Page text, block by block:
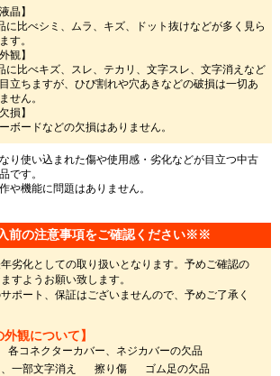
液晶】
に比べシミ、ムラ、キズ、ドット抜けなどが多く見ら
す。
外観】
に比べキズ、スレ、テカリ、文字スレ、文字消えなど
立ちますが、ひび割れや穴あきなどの破損は一切あ
せん。
欠損】
ボードなどの欠損はありません。
り使い込まれた傷や使用感・劣化などが目立つ中古
です。
や機能に問題はありません。
前の注意事項をご確認ください※※
劣化としての取り扱いとなります。予めご確認の
すようお願い致します。
ポート、保証はございませんので、予めご了承く
外観について】
各コネクターカバー、ネジカバーの欠品
一部文字消え
擦り傷
ゴム足の欠品